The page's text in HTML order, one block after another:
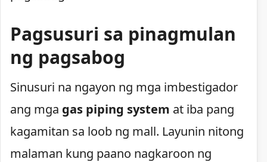
Pagsusuri sa pinagmulan
ng pagsabog
Sinusuri na ngayon ng mga imbestigador
ang mga gas piping system at iba pang
kagamitan sa loob ng mall. Layunin nitong
malaman kung paano nagkaroon ng